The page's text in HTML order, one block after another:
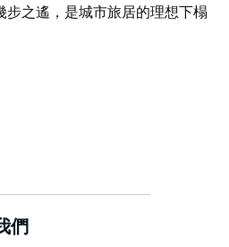
步之遙，是城市旅居的理想下榻
幾步之遙，包括達令赫斯特、
裝為光線充足的房間提供精心
的藝術品、別緻的家具和奢華
單、Nespresso 咖啡機、
毗鄰的酒吧相得益彰，邀請客
們